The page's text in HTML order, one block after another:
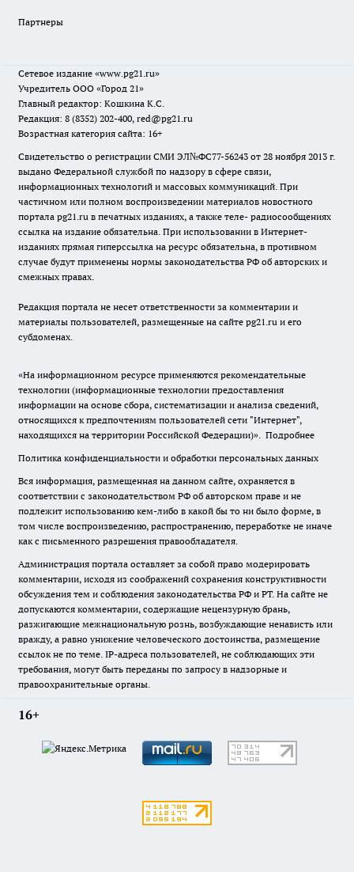
Партнеры
Сетевое издание «www.pg21.ru»
Учредитель ООО «Город 21»
Главный редактор: Кошкина К.С.
Редакция: 8 (8352) 202-400, red@pg21.ru
Возрастная категория сайта: 16+
Свидетельство о регистрации СМИ ЭЛ№ФС77-56243 от 28 ноября 2013 г.
выдано Федеральной службой по надзору в сфере связи,
информационных технологий и массовых коммуникаций. При
частичном или полном воспроизведении материалов новостного
портала pg21.ru в печатных изданиях, а также теле- радиосообщениях
ссылка на издание обязательна. При использовании в Интернет-
изданиях прямая гиперссылка на ресурс обязательна, в противном
случае будут применены нормы законодательства РФ об авторских и
смежных правах.
Редакция портала не несет ответственности за комментарии и
материалы пользователей, размещенные на сайте pg21.ru и его
субдоменах.
«На информационном ресурсе применяются рекомендательные
технологии (информационные технологии предоставления
информации на основе сбора, систематизации и анализа сведений,
относящихся к предпочтениям пользователей сети "Интернет",
находящихся на территории Российской Федерации)». Подробнее
Политика конфиденциальности и обработки персональных данных
Вся информация, размещенная на данном сайте, охраняется в
соответствии с законодательством РФ об авторском праве и не
подлежит использованию кем-либо в какой бы то ни было форме, в
том числе воспроизведению, распространению, переработке не иначе
как с письменного разрешения правообладателя.
Администрация портала оставляет за собой право модерировать
комментарии, исходя из соображений сохранения конструктивности
обсуждения тем и соблюдения законодательства РФ и РТ. На сайте не
допускаются комментарии, содержащие нецензурную брань,
разжигающие межнациональную рознь, возбуждающие ненависть или
вражду, а равно унижение человеческого достоинства, размещение
ссылок не по теме. IP-адреса пользователей, не соблюдающих эти
требования, могут быть переданы по запросу в надзорные и
правоохранительные органы.
16+